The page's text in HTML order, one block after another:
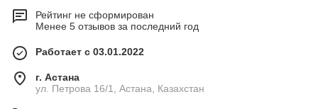
Рейтинг не сформирован
Менее 5 отзывов за последний год
Работает с 03.01.2022
г. Астана
ул. Петрова 16/1, Астана, Казахстан